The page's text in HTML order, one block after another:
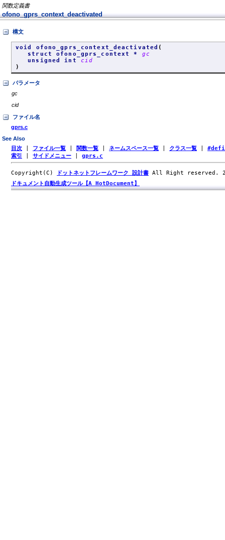
関数定義書
ofono_gprs_context_deactivated
構文
void ofono_gprs_context_deactivated (
struct ofono_gprs_context * gc
unsigned int cid
)
パラメータ
gc
cid
ファイル名
gprs.c
See Also
目次 ファイル一覧 関数一覧 ネームスペース一覧 クラス一覧
索引
サイドメニュー gprs.c
Copyright(C) ドットネットフレームワーク 設計書 All Right reserved.
ドキュメント自動生成ツール【A HotDocument】